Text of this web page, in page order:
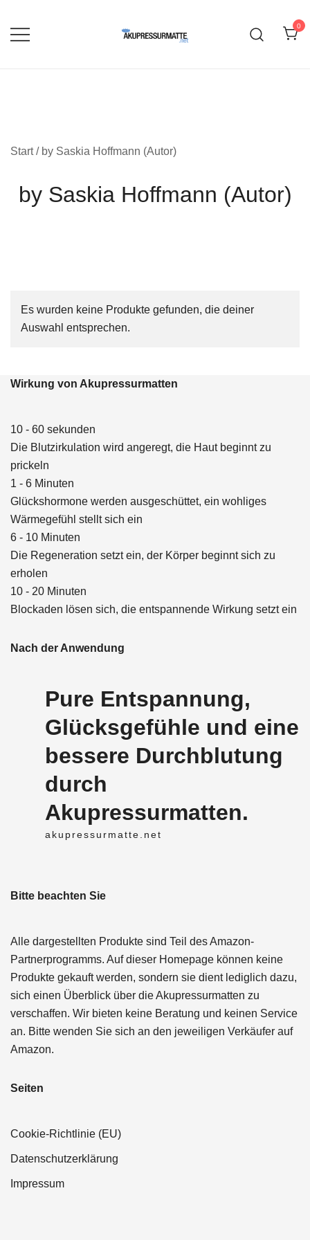
Inhalt
springen
0
Start/ by Saskia Hoffmann (Autor)
by Saskia Hoffmann (Autor)
Es wurden keine Produkte gefunden, die deiner
Auswahl entsprechen.
Wirkung von Akupressurmatten
10 - 60 sekunden
Die Blutzirkulation wird angeregt, die Haut beginnt zu
prickeln​
1 - 6 Minuten
Glückshormone werden ausgeschüttet, ein wohliges
Wärmegefühl stellt sich ein
6 - 10 Minuten
Die Regeneration setzt ein, der Körper beginnt sich zu
erholen​
10 - 20 Minuten
Blockaden lösen sich, die entspannende Wirkung setzt ein​
Nach der Anwendung
Pure Entspannung,
Glücksgefühle und eine
bessere Durchblutung
durch
Akupressurmatten.
akupressurmatte.net
Bitte beachten Sie
Alle dargestellten Produkte sind Teil des Amazon-
Partnerprogramms. Auf dieser Homepage können keine
Produkte gekauft werden, sondern sie dient lediglich dazu,
sich einen Überblick über die Akupressurmatten zu
verschaffen. Wir bieten keine Beratung und keinen Service
an. Bitte wenden Sie sich an den jeweiligen Verkäufer auf
Amazon.
Seiten
Cookie-Richtlinie (EU)
Datenschutzerklärung
Impressum